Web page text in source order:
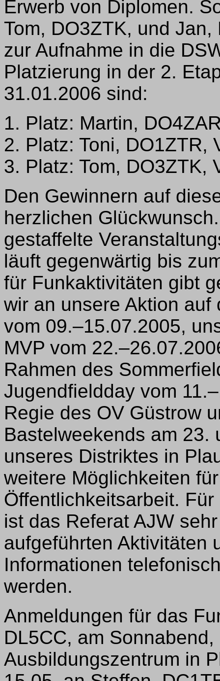
Erwerb von Diplomen.
Tom, DO3ZTK, und
zur Aufnahme in die
Platzierung in der 2.
31.01.2006 sind:
1. Platz: Martin,
2. Platz: Toni, DO1ZTR,
3. Platz: Tom, DO3ZTK,
Den Gewinnern auf
herzlichen
gestaffelte
läuft gegenwärtig bis
für Funkaktivitäten gibt
wir an unsere Aktion
vom 09.–15.07.2005,
MVP vom
Rahmen des
Jugendfieldday vom
Regie des OV Güstrow
Bastelweekends am 23.
unseres Distriktes in
weitere Möglichkeiten
Öffentlichkeitsarbeit.
ist das Referat AJW
aufgeführten Aktivitäten
Informationen
werden.
Anmeldungen für das
DL5CC, am
Ausbildungszentrum in